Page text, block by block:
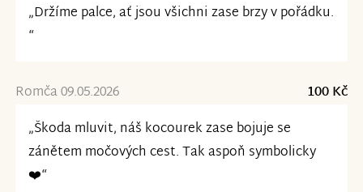
„Držíme palce, ať jsou všichni zase brzy v pořádku.
“
Romča 09.05.2026
100 Kč
„Škoda mluvit, náš kocourek zase bojuje se
zánětem močových cest. Tak aspoň symbolicky
❤️“